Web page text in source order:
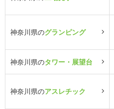
神奈川県のグランピング
神奈川県のタワー・展望台
神奈川県のアスレチック